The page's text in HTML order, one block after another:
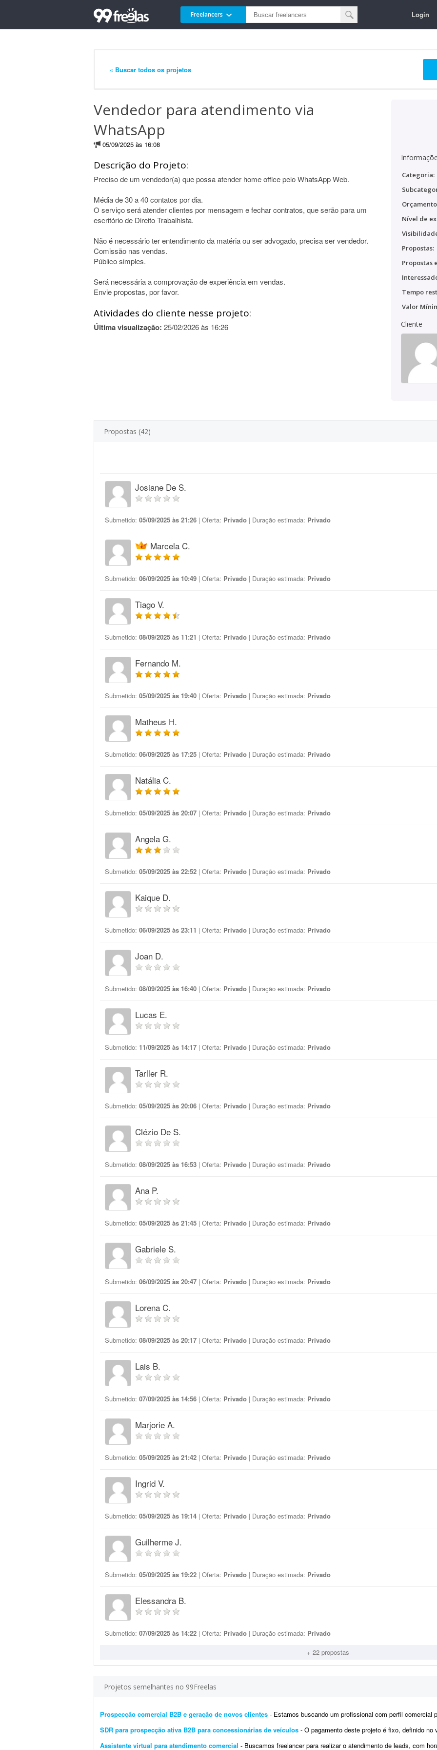
Freelancers Login
« Buscar todos os projetos
Vendedor para atendimento via
WhatsApp
05/09/2025 às 16:08
Descrição do Projeto:
Preciso de um vendedor(a) que possa atender home office pelo WhatsApp Web.
Média de 30 a 40 contatos por dia.
O serviço será atender clientes por mensagem e fechar contratos, que serão para um
escritório de Direito Trabalhista.
Não é necessário ter entendimento da matéria ou ser advogado, precisa ser vendedor.
Comissão nas vendas.
Público simples.
Será necessária a comprovação de experiência em vendas.
Envie propostas, por favor.
Atividades do cliente nesse projeto:
Última visualização: 25/02/2026 às 16:26
Categoria:
Nível de
Propostas:
Propostas
Tempo
Valor
Cliente
Propostas (42)
Josiane De S.
Submetido: 05/09/2025 às 21:26 | Oferta: Privado | Duração estimada: Privado
Marcela C.
Submetido: 06/09/2025 às 10:49 | Oferta: Privado | Duração estimada: Privado
Tiago V.
Submetido: 08/09/2025 às 11:21 | Oferta: Privado | Duração estimada: Privado
Fernando M.
Submetido: 05/09/2025 às 19:40 | Oferta: Privado | Duração estimada: Privado
Matheus H.
Submetido: 06/09/2025 às 17:25 | Oferta: Privado | Duração estimada: Privado
Natália C.
Submetido: 05/09/2025 às 20:07 | Oferta: Privado | Duração estimada: Privado
Angela G.
Submetido: 05/09/2025 às 22:52 | Oferta: Privado | Duração estimada: Privado
Kaique D.
Submetido: 06/09/2025 às 23:11 | Oferta: Privado | Duração estimada: Privado
Joan D.
Submetido: 08/09/2025 às 16:40 | Oferta: Privado | Duração estimada: Privado
Lucas E.
Submetido: 11/09/2025 às 14:17 | Oferta: Privado | Duração estimada: Privado
Tarller R.
Submetido: 05/09/2025 às 20:06 | Oferta: Privado | Duração estimada: Privado
Clézio De S.
Submetido: 08/09/2025 às 16:53 | Oferta: Privado | Duração estimada: Privado
Ana P.
Submetido: 05/09/2025 às 21:45 | Oferta: Privado | Duração estimada: Privado
Gabriele S.
Submetido: 06/09/2025 às 20:47 | Oferta: Privado | Duração estimada: Privado
Lorena C.
Submetido: 08/09/2025 às 20:17 | Oferta: Privado | Duração estimada: Privado
Lais B.
Submetido: 07/09/2025 às 14:56 | Oferta: Privado | Duração estimada: Privado
Marjorie A.
Submetido: 05/09/2025 às 21:42 | Oferta: Privado | Duração estimada: Privado
Ingrid V.
Submetido: 05/09/2025 às 19:14 | Oferta: Privado | Duração estimada: Privado
Guilherme J.
Submetido: 05/09/2025 às 19:22 | Oferta: Privado | Duração estimada: Privado
Elessandra B.
Submetido: 07/09/2025 às 14:22 | Oferta: Privado | Duração estimada: Privado
+ 22 propostas
Projetos semelhantes no 99Freelas
Prospecção comercial B2B e geração de novos clientes - Estamos buscando um profissional com perfil comercial para atuar em um projeto de prospecção e
SDR para prospecção ativa B2B para concessionárias de veículos - O pagamento deste projeto é fixo, definido no valor combinado na proposta, sem qualquer
Assistente virtual para atendimento comercial - Buscamos freelancer para realizar o atendimento de leads, com horário flexível. Os contatos chegarão